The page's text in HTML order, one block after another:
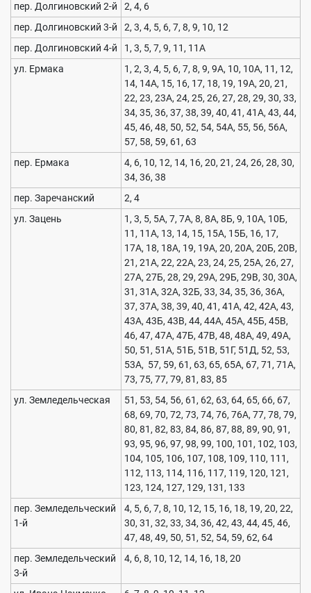
пер. Долгиновский 2-й
2, 4, 6
пер. Долгиновский 3-й
2, 3, 4, 5, 6, 7, 8, 9, 10, 12
пер. Долгиновский 4-й
1, 3, 5, 7, 9, 11, 11А
ул. Ермака
1, 2, 3, 4, 5, 6, 7, 8, 9, 9А, 10, 10А, 11, 12,
14, 14А, 15, 16, 17, 18, 19, 19А, 20, 21,
22, 23, 23А, 24, 25, 26, 27, 28, 29, 30, 33,
34, 35, 36, 37, 38, 39, 40, 41, 41А, 43, 44,
45, 46, 48, 50, 52, 54, 54А, 55, 56, 56А,
57, 58, 59, 61, 63
пер. Ермака
4, 6, 10, 12, 14, 16, 20, 21, 24, 26, 28, 30,
34, 36, 38
пер. Заречанский
2, 4
ул. Зацень
1, 3, 5, 5А, 7, 7А, 8, 8А, 8Б, 9, 10А, 10Б,
11, 11А, 13, 14, 15, 15А, 15Б, 16, 17,
17А, 18, 18А, 19, 19А, 20, 20А, 20Б, 20В,
21, 21А, 22, 22А, 23, 24, 25, 25А, 26, 27,
27А, 27Б, 28, 29, 29А, 29Б, 29В, 30, 30А,
31, 31А, 32А, 32Б, 33, 34, 35, 36, 36А,
37, 37А, 38, 39, 40, 41, 41А, 42, 42А, 43,
43А, 43Б, 43В, 44, 44А, 45А, 45Б, 45В,
46, 47, 47А, 47Б, 47В, 48, 48А, 49, 49А,
50, 51, 51А, 51Б, 51В, 51Г, 51Д, 52, 53,
53А, 57, 59, 61, 63, 65, 65А, 67, 71, 71А,
73, 75, 77, 79, 81, 83, 85
ул. Земледельческая
51, 53, 54, 56, 61, 62, 63, 64, 65, 66, 67,
68, 69, 70, 72, 73, 74, 76, 76А, 77, 78, 79,
80, 81, 82, 83, 84, 86, 87, 88, 89, 90, 91,
93, 95, 96, 97, 98, 99, 100, 101, 102, 103,
104, 105, 106, 107, 108, 109, 110, 111,
112, 113, 114, 116, 117, 119, 120, 121,
123, 124, 127, 129, 131, 133
пер. Земледельческий
1-й
4, 5, 6, 7, 8, 10, 12, 15, 16, 18, 19, 20, 22,
30, 31, 32, 33, 34, 36, 42, 43, 44, 45, 46,
47, 48, 49, 50, 51, 52, 54, 59, 62, 64
пер. Земледельческий
3-й
4, 6, 8, 10, 12, 14, 16, 18, 20